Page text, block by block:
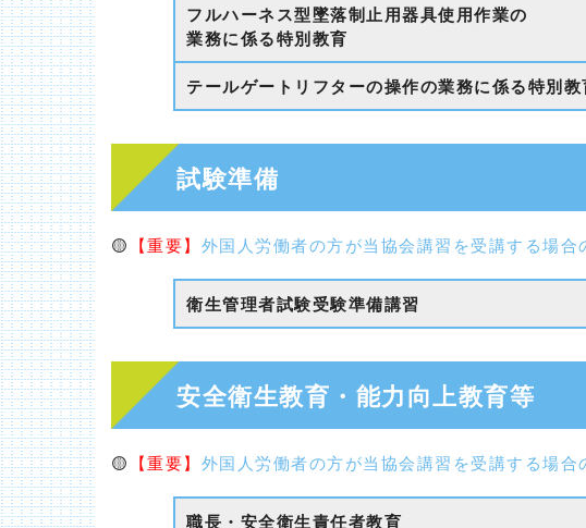
フルハーネス型墜落制止用器具使用作業の
業務に係る特別教育
テールゲートリフターの操作の業務に係る特別教
試験準備
🟡 【重要】 外国人労働者の方が当協会講習を受講する場合
衛生管理者試験受験準備講習
安全衛生教育・能力向上教育等
🟡 【重要】 外国人労働者の方が当協会講習を受講する場合
職長・安全衛生責任者教育